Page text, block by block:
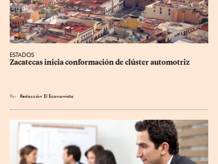
ESTADOS
Zacatecas inicia conformación de clúster automotriz
Por Redacción El Economista